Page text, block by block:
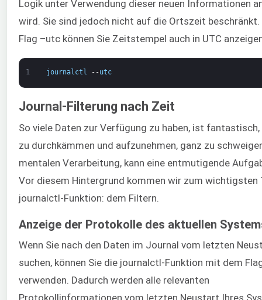
Logik unter Verwendung dieser neuen Informationen
wird. Sie sind jedoch nicht auf die Ortszeit
Flag –utc können Sie Zeitstempel auch in UTC
1 journalctl --utc
Journal-Filterung nach Zeit
So viele Daten zur Verfügung zu haben, ist fantastisch,
zu durchkämmen und aufzunehmen, ganz zu
mentalen Verarbeitung, kann eine entmutigende
Vor diesem Hintergrund kommen wir zum wichtigsten
journalctl-Funktion: dem Filtern.
Anzeige der Protokolle des aktuellen
Wenn Sie nach den Daten im Journal vom letzten
suchen, können Sie die journalctl-Funktion mit dem
verwenden. Dadurch werden alle relevanten